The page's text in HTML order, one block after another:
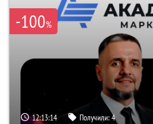
-100%
12:13:13 Получили:4